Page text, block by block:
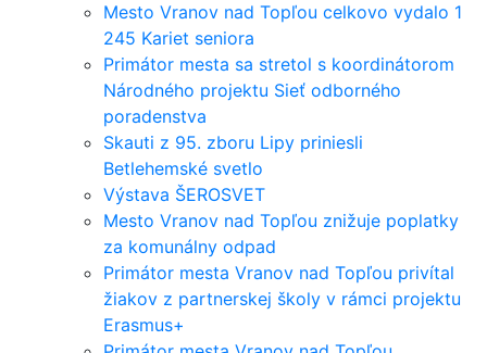
Mesto Vranov nad Topľou celkovo vydalo 1
245 Kariet seniora
Primátor mesta sa stretol s koordinátorom
Národného projektu Sieť odborného
poradenstva
Skauti z 95. zboru Lipy priniesli
Betlehemské svetlo
Výstava ŠEROSVET
Mesto Vranov nad Topľou znižuje poplatky
za komunálny odpad
Primátor mesta Vranov nad Topľou privítal
žiakov z partnerskej školy v rámci projektu
Erasmus+